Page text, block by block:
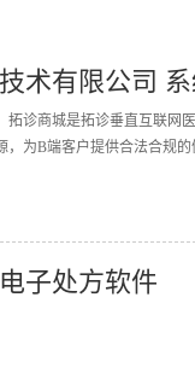
术有限公司
拓诊商城是拓诊垂直互联网
，为B端客户提供合法合规
子处方软件